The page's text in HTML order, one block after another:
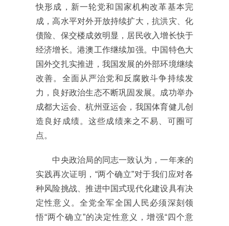
快形成，新一轮党和国家机构改革基本完
成，高水平对外开放持续扩大，抗洪灾、化
债险、保交楼成效明显，居民收入增长快于
经济增长。港澳工作继续加强。中国特色大
国外交扎实推进，我国发展的外部环境继续
改善。全面从严治党和反腐败斗争持续发
力，良好政治生态不断巩固发展。成功举办
成都大运会、杭州亚运会，我国体育健儿创
造良好成绩。这些成绩来之不易、可圈可
点。
中央政治局的同志一致认为，一年来的
实践再次证明，“两个确立”对于我们应对各
种风险挑战、推进中国式现代化建设具有决
定性意义。全党全军全国人民必须深刻领
悟“两个确立”的决定性意义，增强“四个意